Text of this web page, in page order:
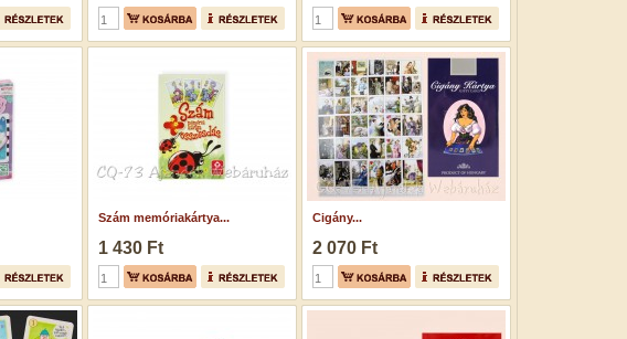
Szám memóriakártya...
1 430 Ft
Cigány...
2 070 Ft